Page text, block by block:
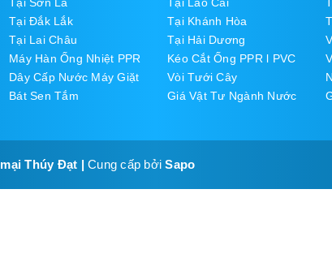
Tại Đắk Lắk Tại Khánh Hòa
Tại Lai Châu Tại Hải Dương
Máy Hàn Ống Nhiệt PPR Kéo Cắt Ống PPR l PVC
Dây Cấp Nước Máy Giặt Vòi Tưới Cây
Bát Sen Tắm Giá Vật Tư Ngành Nước
Thúy Đạt | Cung cấp bởiSapo